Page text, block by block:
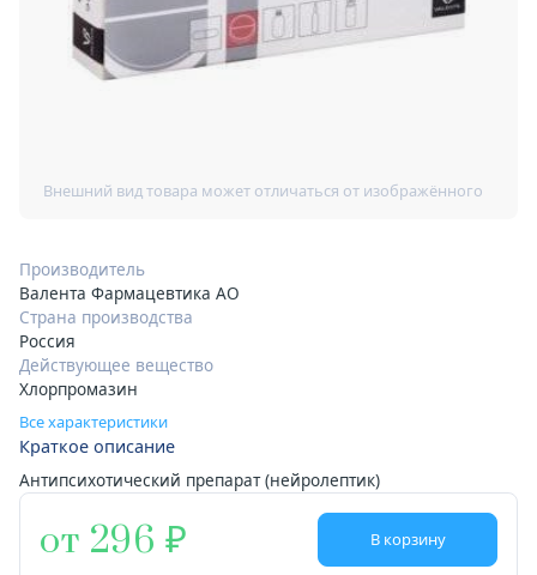
Производитель
Валента Фармацевтика АО
Страна производства
Россия
Действующее вещество
Хлорпромазин
Все характеристики
Краткое описание
Антипсихотический препарат (нейролептик)
от 296 В корзину